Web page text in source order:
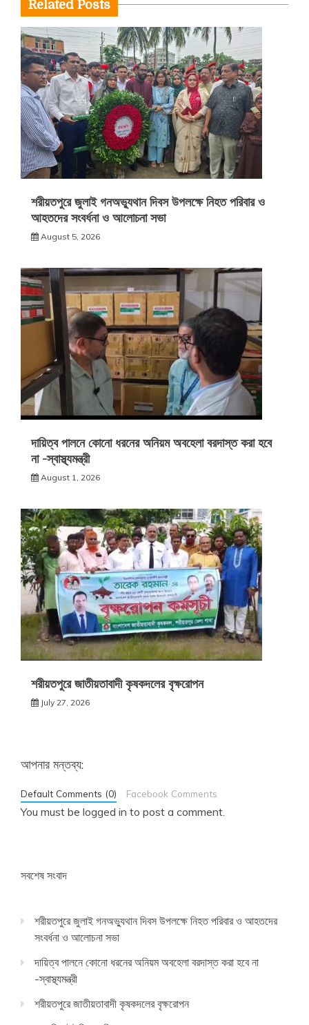
Related Posts
শরীয়তপুরে জুলাই গনঅভ্যুথান দিবস উপলক্ষে নিহত পরিবার ও
আহতদের সংবর্ধনা ও আলোচনা সভা
August 5, 2026
দায়িত্ব পালনে কোনো ধরনের অনিয়ম অবহেলা বরদাস্ত করা হবে
না -স্বাস্থ্যমন্ত্রী
August 1, 2026
শরীয়তপুরে জাতীয়তাবাদী কৃষকদলের বৃক্ষরোপন
July 27, 2026
আপনার মন্তব্য:
Default Comments (0) Facebook Comments
You must be logged in to post a comment.
সবশেষ সংবাদ
শরীয়তপুরে জুলাই গনঅভ্যুথান দিবস উপলক্ষে নিহত পরিবার ও আহতদের
সংবর্ধনা ও আলোচনা সভা
দায়িত্ব পালনে কোনো ধরনের অনিয়ম অবহেলা বরদাস্ত করা হবে না
-স্বাস্থ্যমন্ত্রী
শরীয়তপুরে জাতীয়তাবাদী কৃষকদলের বৃক্ষরোপন